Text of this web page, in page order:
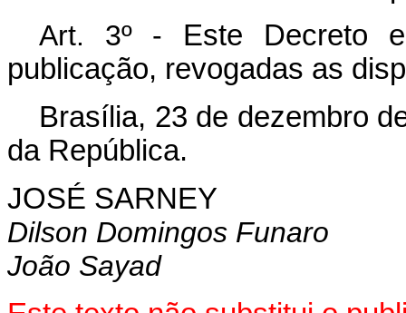
Art. 3º - Este Decreto
publicação, revogadas as
Brasília, 23 de dezembro
da República.
JOSÉ SARNEY
Dilson Domingos Funaro
João Sayad